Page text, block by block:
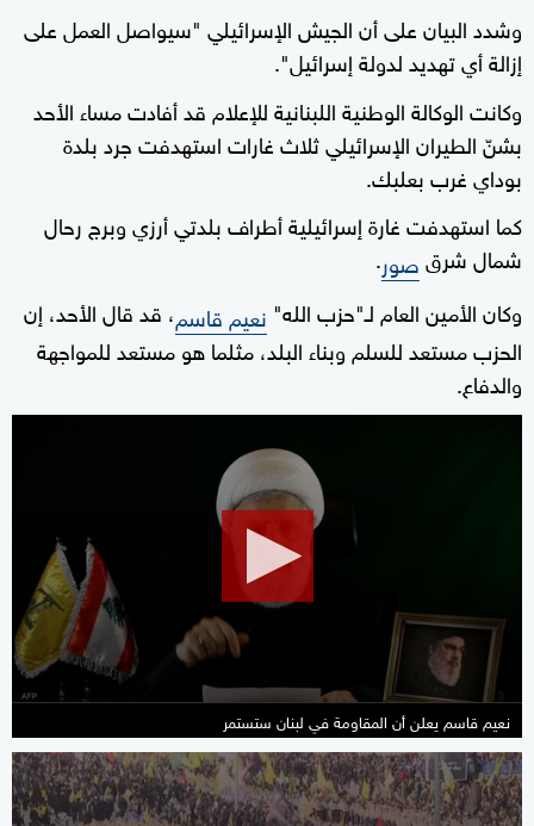
وشدد البيان على أن الجيش الإسرائيلي "سيواصل العمل على
إزالة أي تهديد لدولة إسرائيل".
وكانت الوكالة الوطنية اللبنانية للإعلام قد أفادت مساء الأحد
بشنّ الطيران الإسرائيلي ثلاث غارات استهدفت جرد بلدة
بوداي غرب بعلبك.
كما استهدفت غارة إسرائيلية أطراف بلدتي أرزي وبرج رحال
شمال شرقصور.
وكان الأمين العام لـ"حزب الله" نعيم قاسم، قد قال الأحد، إن
الحزب مستعد للسلم وبناء البلد، مثلما هو مستعد للمواجهة
والدفاع.
minutes,
seconds
نعيم قاسم يعلن أن المقاومة في لبنان ستستمر
0
seconds